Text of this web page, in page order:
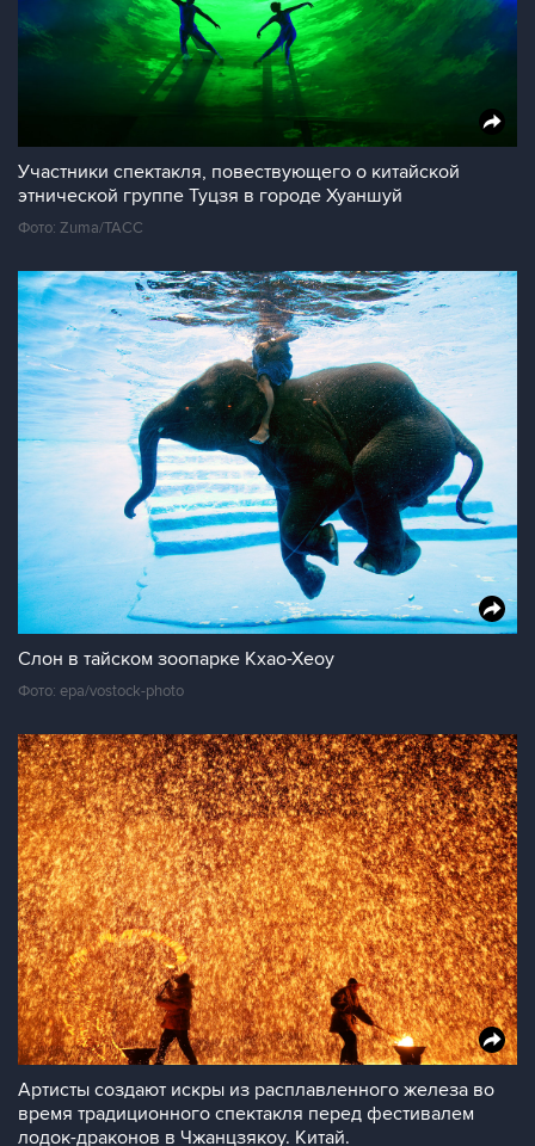
Участники спектакля, повествующего о китайской
этнической группе Туцзя в городе Хуаншуй
Фото: Zuma/ТАСС
Слон в тайском зоопарке Кхао-Хеоу
Фото: epa/vostock-photo
Артисты создают искры из расплавленного железа во
время традиционного спектакля перед фестивалем
лодок-драконов в Чжанцзякоу. Китай.